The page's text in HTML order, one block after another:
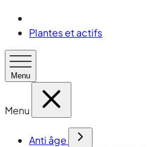
Plantes et actifs
Menu
Menu
Anti âge